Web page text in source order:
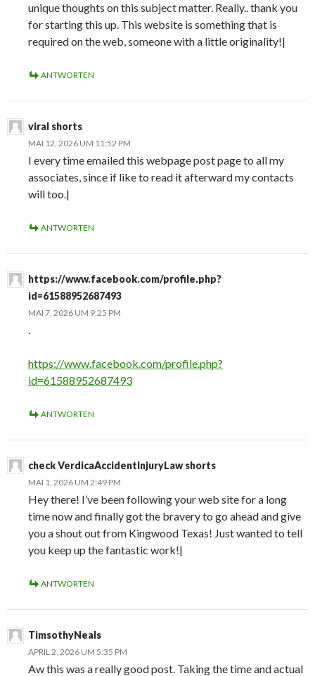
unique thoughts on this subject matter. Really.. thank you
for starting this up. This website is something that is
required on the web, someone with a little originality!|
ANTWORTEN
viral shorts
MAI 12, 2026 UM 11:52 PM
I every time emailed this webpage post page to all my
associates, since if like to read it afterward my contacts
will too.|
ANTWORTEN
https://www.facebook.com/profile.php?
id=61588952687493
MAI 7, 2026 UM 9:25 PM
.
https://www.facebook.com/profile.php?
id=61588952687493
ANTWORTEN
check VerdicaAccidentInjuryLaw shorts
MAI 1, 2026 UM 2:49 PM
Hey there! I’ve been following your web site for a long
time now and finally got the bravery to go ahead and give
you a shout out from Kingwood Texas! Just wanted to tell
you keep up the fantastic work!|
ANTWORTEN
TimsothyNeals
APRIL 2, 2026 UM 5:35 PM
Aw this was a really good post. Taking the time and actual